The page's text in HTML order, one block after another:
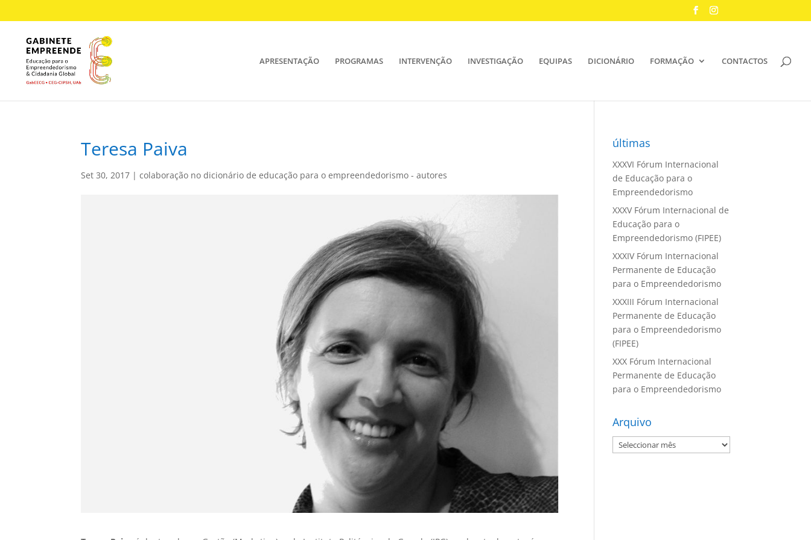
APRESENTAÇÃO PROGRAMAS INTERVENÇÃO INVESTIGAÇÃO EQUIPAS DICIONÁRIO FORMAÇÃO CONTACTOS
Teresa Paiva
Set 30, 2017 |colaboração no dicionário de educação para o empreendedorismo - autores
últimas
XXXVI Fórum Internacional
de Educação para o
Empreendedorismo
XXXV Fórum Internacional de
Educação para o
Empreendedorismo (FIPEE)
XXXIV Fórum Internacional
Permanente de Educação
para o Empreendedorismo
XXXIII Fórum Internacional
Permanente de Educação
para o Empreendedorismo
(FIPEE)
XXX Fórum Internacional
Permanente de Educação
para o Empreendedorismo
Arquivo
Arquivo